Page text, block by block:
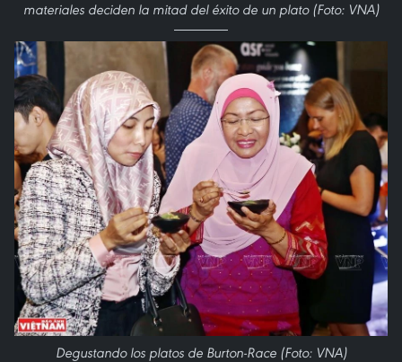
materiales deciden la mitad del éxito de un plato (Foto: VNA)
Degustando los platos de Burton-Race (Foto: VNA)